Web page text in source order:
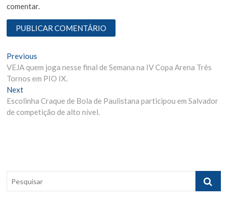
comentar.
N
a
v
e
ã
o
Previous
r
e
i
o
t
:
VEJA quem joga nesse final de Semana na IV Copa Arena Três
Tornos em PIO IX.
Next
e
x
:
Escolinha Craque de Bola de Paulistana participou em Salvador
de competição de alto nível.